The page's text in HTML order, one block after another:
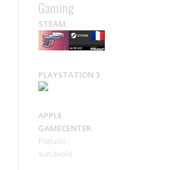
Gaming
STEAM
PLAYSTATION 3
APPLE
GAMECENTER
Pseudo :
sundvold